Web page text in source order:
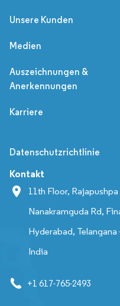
Unsere Kunden
Medien
Auszeichnungen &
Anerkennungen
Karriere
Datenschutzrichtlinie
Kontakt
11th Floor,
Nanakramguda Rd,
Hyderabad, Telangana
India
+1 617-765-2493